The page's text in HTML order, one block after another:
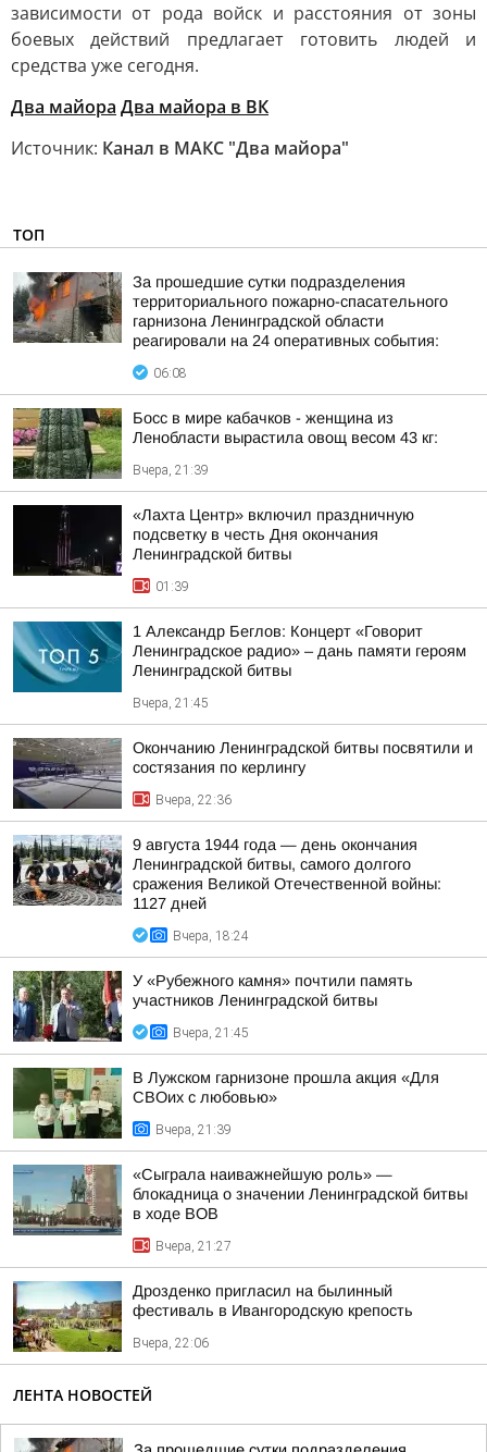
зависимости от рода войск и расстояния от зоны
боевых действий предлагает готовить людей и
средства уже сегодня.
Два майора Два майора в ВК
Источник: Канал в МАКС "Два майора"
ТОП
За прошедшие сутки подразделения
территориального пожарно-спасательного
гарнизона Ленинградской области
реагировали на 24 оперативных события:
06:08
Босс в мире кабачков - женщина из
Ленобласти вырастила овощ весом 43 кг:
Вчера, 21:39
«Лахта Центр» включил праздничную
подсветку в честь Дня окончания
Ленинградской битвы
01:39
1 Александр Беглов: Концерт «Говорит
Ленинградское радио» – дань памяти героям
Ленинградской битвы
Вчера, 21:45
Окончанию Ленинградской битвы посвятили и
состязания по керлингу
Вчера, 22:36
9 августа 1944 года — день окончания
Ленинградской битвы, самого долгого
сражения Великой Отечественной войны:
1127 дней
Вчера, 18:24
У «Рубежного камня» почтили память
участников Ленинградской битвы
Вчера, 21:45
В Лужском гарнизоне прошла акция «Для
СВОих с любовью»
Вчера, 21:39
«Сыграла наиважнейшую роль» —
блокадница о значении Ленинградской битвы
в ходе ВОВ
Вчера, 21:27
Дрозденко пригласил на былинный
фестиваль в Ивангородскую крепость
Вчера, 22:06
ЛЕНТА НОВОСТЕЙ